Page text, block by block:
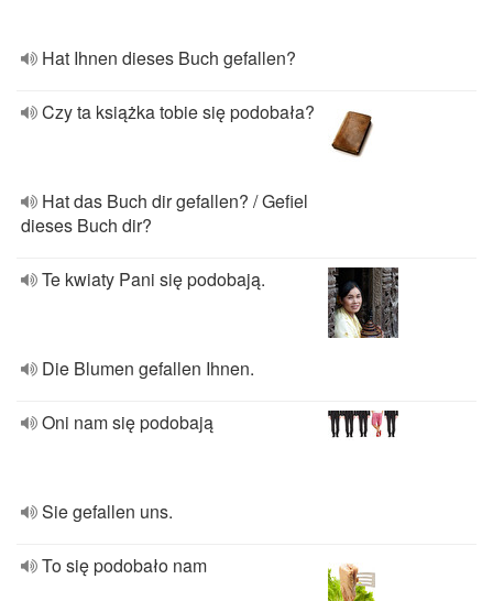
Hat Ihnen dieses Buch gefallen?
Czy ta książka tobie się podobała?
Hat das Buch dir gefallen? / Gefiel
dieses Buch dir?
Te kwiaty Pani się podobają.
Die Blumen gefallen Ihnen.
Oni nam się podobają
Sie gefallen uns.
To się podobało nam